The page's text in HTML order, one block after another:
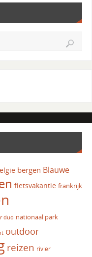
bergen Blauwe
fietsvakantie frankrijk
duo nationaal park
outdoor
reizen rivier